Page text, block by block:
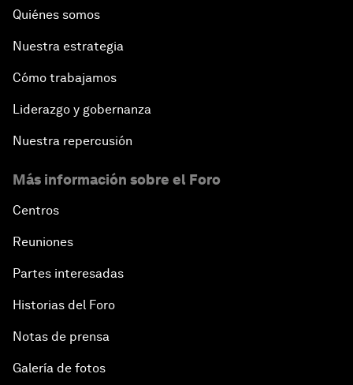
Quiénes somos
Nuestra estrategia
Cómo trabajamos
Liderazgo y gobernanza
Nuestra repercusión
Más información sobre el Foro
Centros
Reuniones
Partes interesadas
Historias del Foro
Notas de prensa
Galería de fotos